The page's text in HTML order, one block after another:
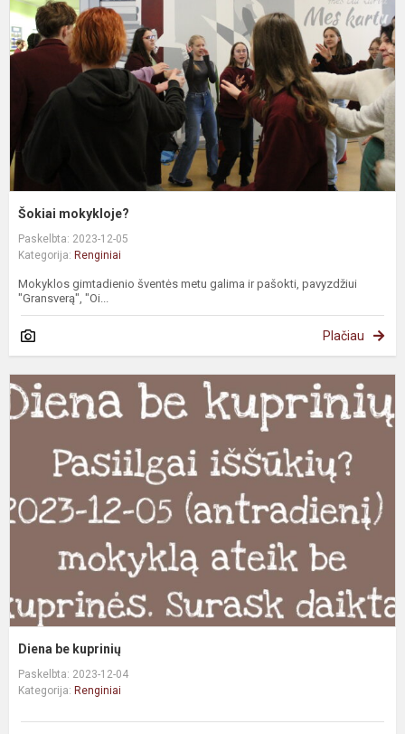
Šokiai mokykloje?
Paskelbta: 2023-12-05
Kategorija: Renginiai
Mokyklos gimtadienio šventės metu galima ir pašokti, pavyzdžiui
"Gransverą", "Oi...
Plačiau
Diena be kuprinių
Paskelbta: 2023-12-04
Kategorija: Renginiai